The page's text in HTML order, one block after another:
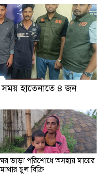
হাতেনাতে ৪ জন
ঘর ভাড়া পরিশোধে অসহায় মায়ের
মাথার চুল বিক্রি